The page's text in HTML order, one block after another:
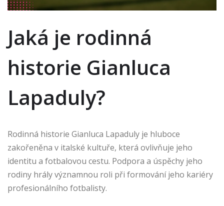
Jaká je rodinná
historie Gianluca
Lapaduly?
Rodinná historie Gianluca Lapaduly je hluboce
zakořeněna v italské kultuře, která ovlivňuje jeho
identitu a fotbalovou cestu. Podpora a úspěchy jeho
rodiny hrály významnou roli při formování jeho kariéry
profesionálního fotbalisty.